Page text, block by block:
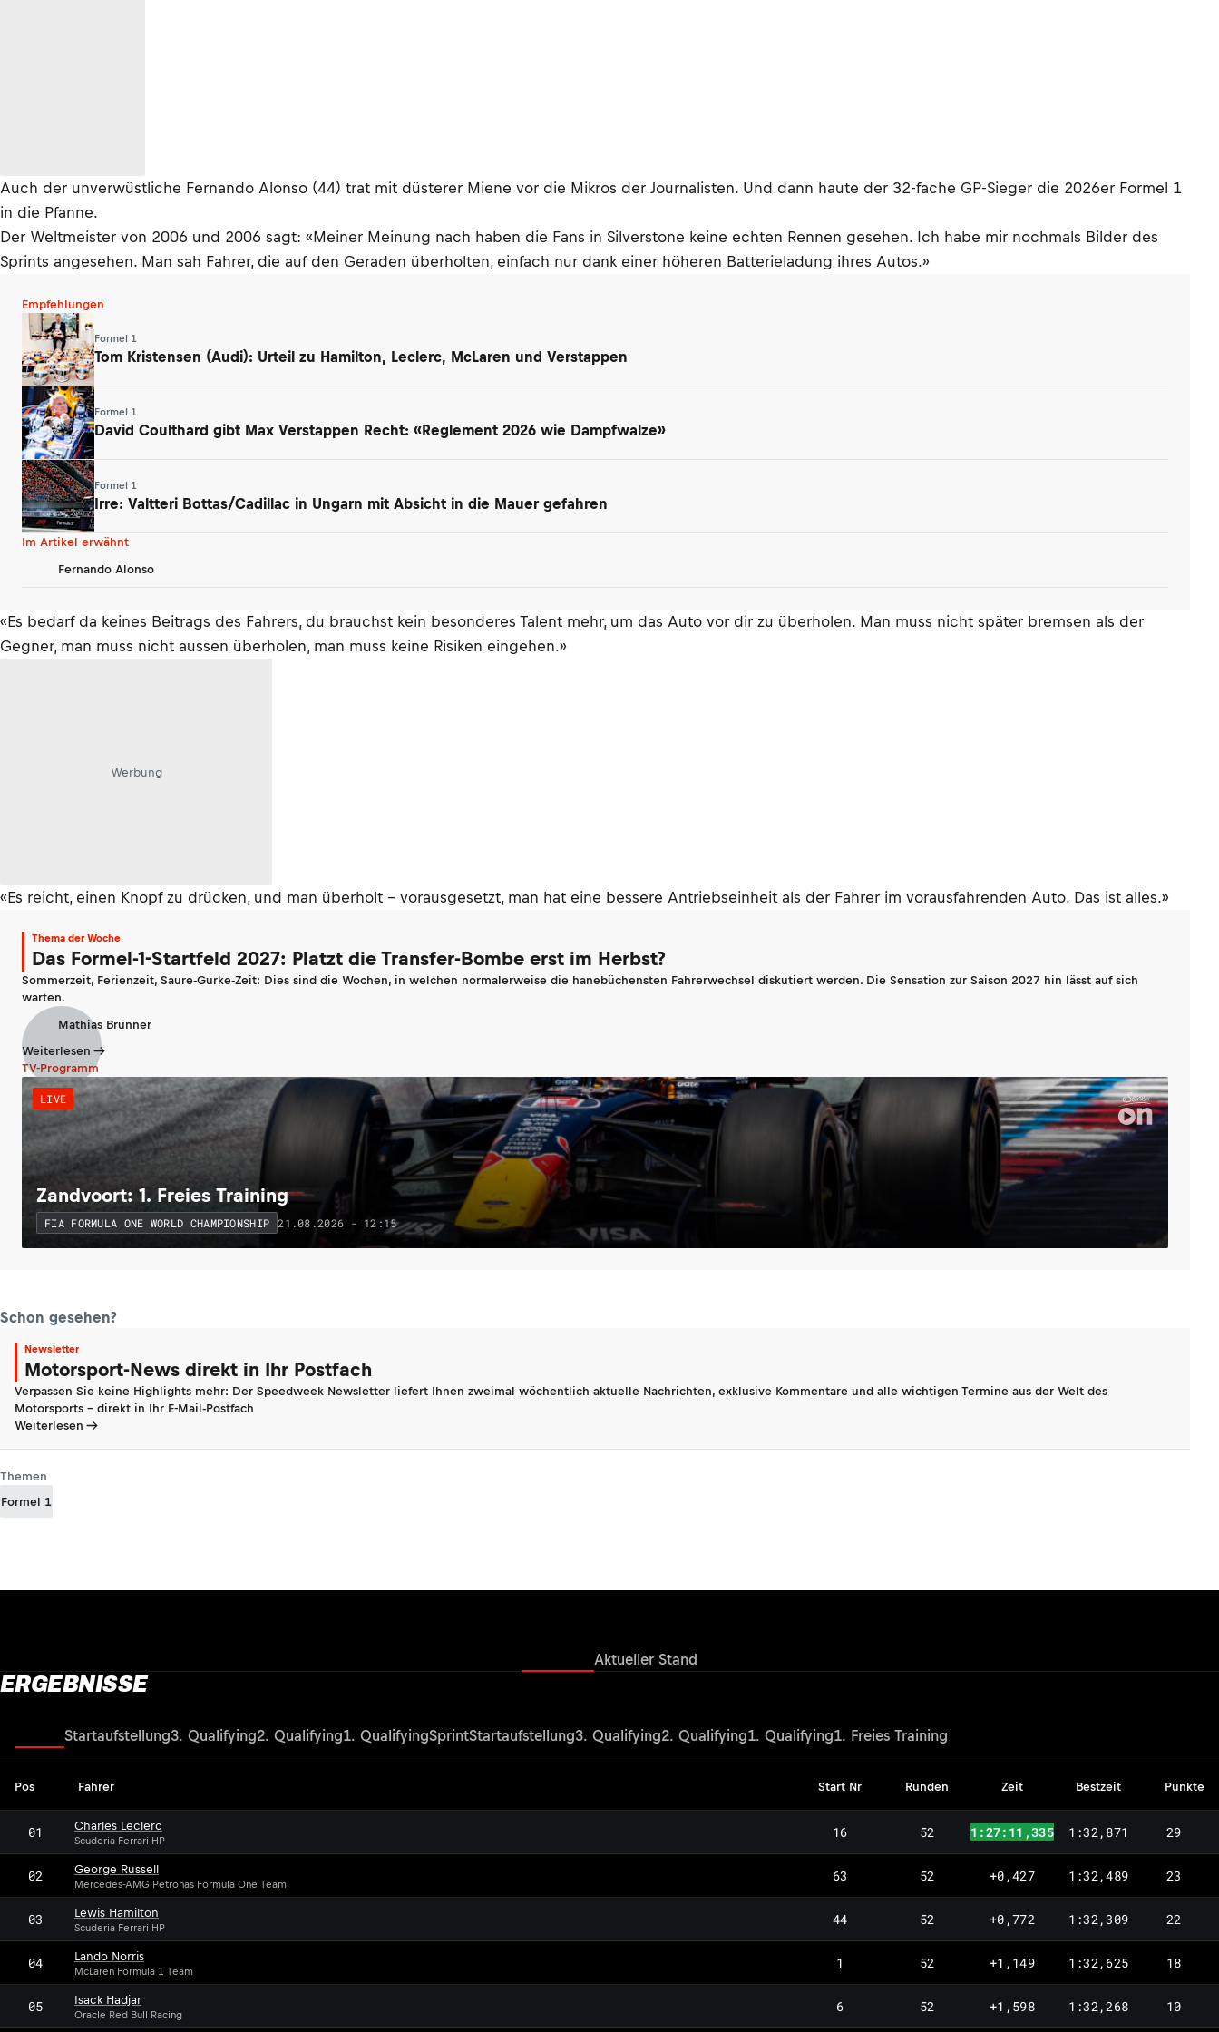
Auch der unverwüstliche Fernando Alonso (44) trat mit düsterer Miene vor die Mikros der Journalisten. Und dann haute der 32-fache GP-Sieger die 2026er Formel 1
in die Pfanne.
Der Weltmeister von 2006 und 2006 sagt: «Meiner Meinung nach haben die Fans in Silverstone keine echten Rennen gesehen. Ich habe mir nochmals Bilder des
Sprints angesehen. Man sah Fahrer, die auf den Geraden überholten, einfach nur dank einer höheren Batterieladung ihres Autos.»
Empfehlungen
Formel 1
Tom Kristensen (Audi): Urteil zu Hamilton, Leclerc, McLaren und Verstappen
Formel 1
David Coulthard gibt Max Verstappen Recht: «Reglement 2026 wie Dampfwalze»
Formel 1
Irre: Valtteri Bottas/Cadillac in Ungarn mit Absicht in die Mauer gefahren
Im Artikel erwähnt
Fernando Alonso
«Es bedarf da keines Beitrags des Fahrers, du brauchst kein besonderes Talent mehr, um das Auto vor dir zu überholen. Man muss nicht später bremsen als der
Gegner, man muss nicht aussen überholen, man muss keine Risiken eingehen.»
Werbung
«Es reicht, einen Knopf zu drücken, und man überholt – vorausgesetzt, man hat eine bessere Antriebseinheit als der Fahrer im vorausfahrenden Auto. Das ist alles.»
Thema der Woche
Das Formel-1-Startfeld 2027: Platzt die Transfer-Bombe erst im Herbst?
Sommerzeit, Ferienzeit, Saure-Gurke-Zeit: Dies sind die Wochen, in welchen normalerweise die hanebüchensten Fahrerwechsel diskutiert werden. Die Sensation zur Saison 2027 hin lässt auf sich
warten.
Mathias Brunner
Weiterlesen
TV-Programm
LIVE
Zandvoort: 1. Freies Training
FIA FORMULA ONE WORLD CHAMPIONSHIP 21.08.2026 - 12:15
Schon gesehen?
Newsletter
Motorsport-News direkt in Ihr Postfach
Verpassen Sie keine Highlights mehr: Der Speedweek Newsletter liefert Ihnen zweimal wöchentlich aktuelle Nachrichten, exklusive Kommentare und alle wichtigen Termine aus der Welt des
Motorsports - direkt in Ihr E-Mail-Postfach
Weiterlesen
Themen
Formel 1
Aktueller Stand
ERGEBNISSE
Startaufstellung3. Qualifying2. Qualifying1. QualifyingSprintStartaufstellung3. Qualifying2. Qualifying1. Qualifying1. Freies Training
Pos Fahrer Start Nr Runden Zeit Bestzeit Punkte
01 Charles Leclerc
Scuderia Ferrari HP 16 52 1:27:11,335 1:32,871 29
02 George Russell
Mercedes-AMG Petronas Formula One Team 63 52 +0,427 1:32,489 23
03 Lewis Hamilton
Scuderia Ferrari HP 44 52 +0,772 1:32,309 22
04 Lando Norris
McLaren Formula 1 Team 1 52 +1,149 1:32,625 18
05 Isack Hadjar
Oracle Red Bull Racing 6 52 +1,598 1:32,268 10